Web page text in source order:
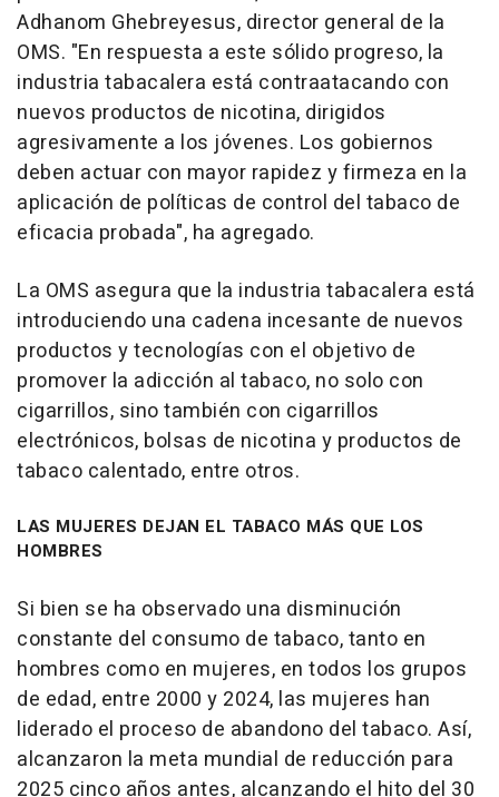
Adhanom Ghebreyesus, director general de la
OMS. "En respuesta a este sólido progreso, la
industria tabacalera está contraatacando con
nuevos productos de nicotina, dirigidos
agresivamente a los jóvenes. Los gobiernos
deben actuar con mayor rapidez y firmeza en la
aplicación de políticas de control del tabaco de
eficacia probada", ha agregado.
La OMS asegura que la industria tabacalera está
introduciendo una cadena incesante de nuevos
productos y tecnologías con el objetivo de
promover la adicción al tabaco, no solo con
cigarrillos, sino también con cigarrillos
electrónicos, bolsas de nicotina y productos de
tabaco calentado, entre otros.
LAS MUJERES DEJAN EL TABACO MÁS QUE LOS
HOMBRES
Si bien se ha observado una disminución
constante del consumo de tabaco, tanto en
hombres como en mujeres, en todos los grupos
de edad, entre 2000 y 2024, las mujeres han
liderado el proceso de abandono del tabaco. Así,
alcanzaron la meta mundial de reducción para
2025 cinco años antes, alcanzando el hito del 30